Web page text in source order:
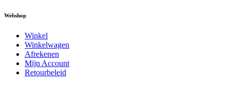
Webshop
Winkel
Winkelwagen
Afrekenen
Mijn Account
Retourbeleid